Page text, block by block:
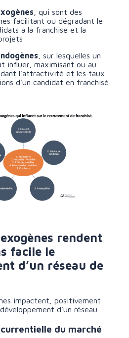
, qui sont des
facilitant ou dégradant le
à la franchise et la
, sur lesquelles un
influer, maximisant ou au
l’attractivité et les taux
d’un candidat en franchisé
rendent
facile le
d’un réseau de
impactent, positivement
d’un réseau.
du marché